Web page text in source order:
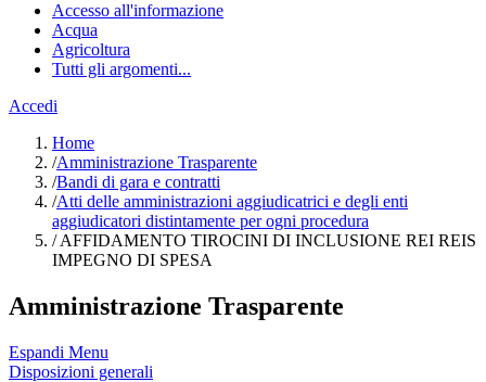
Accesso all'informazione
Acqua
Agricoltura
Tutti gli argomenti...
Accedi
Home
/Amministrazione Trasparente
/Bandi di gara e contratti
/Atti delle amministrazioni aggiudicatrici e degli enti
aggiudicatori distintamente per ogni procedura
/AFFIDAMENTO TIROCINI DI INCLUSIONE REI REIS
IMPEGNO DI SPESA
Amministrazione Trasparente
Espandi Menu
Disposizioni generali